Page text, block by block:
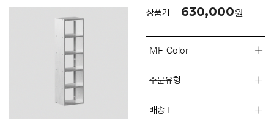
상품가 630,000원
MF-Color
주문유형
배송 I